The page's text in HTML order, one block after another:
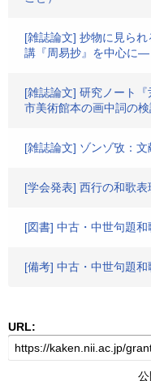
[雑誌論文] 抄物に見ら
講『周易抄』を中心に
[雑誌論文] 研究ノート
市美術館本の画中詞の
[雑誌論文] ゾンゾ攷：
[学会発表] 西行の和歌
[図書] 中古・中世句題和
[備考] 中古・中世句題和
URL: